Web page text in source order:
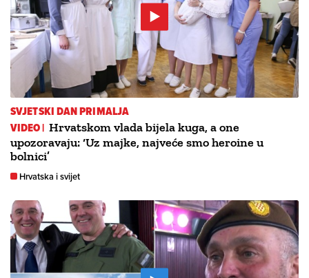
SVJETSKI DAN PRIMALJA
VIDEO | Hrvatskom vlada bijela kuga, a one
upozoravaju: ‘Uz majke, najveće smo heroine u
bolnici’
Hrvatska i svijet